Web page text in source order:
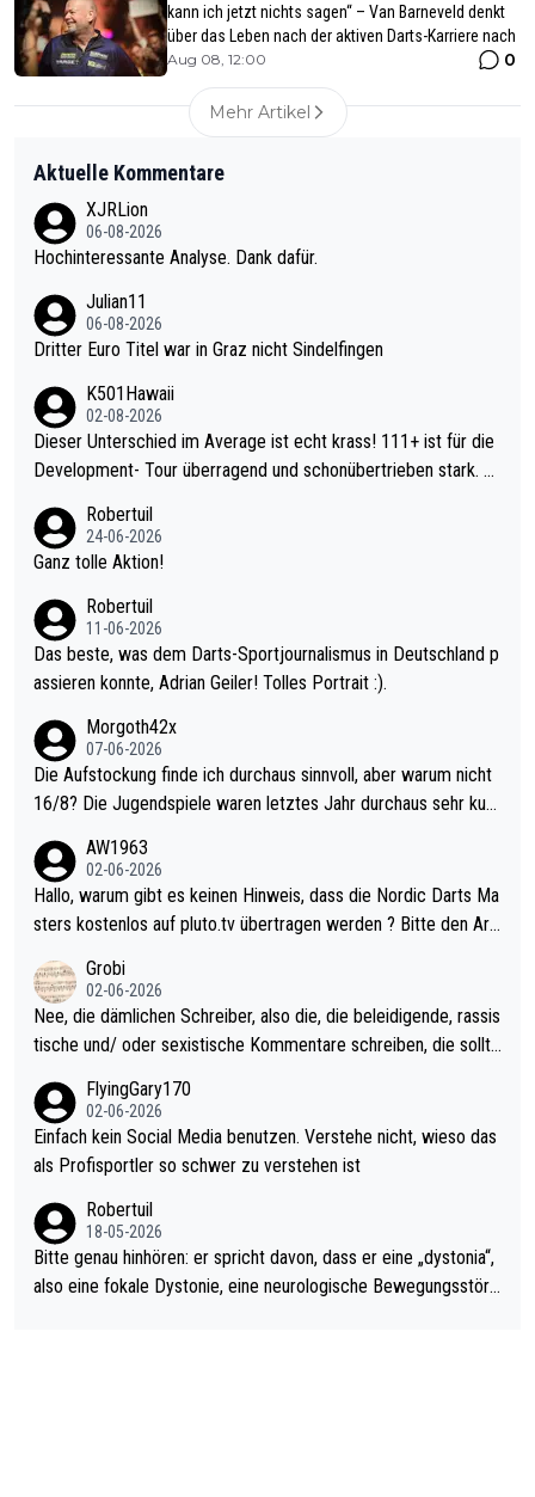
kann ich jetzt nichts sagen“ – Van Barneveld denkt
über das Leben nach der aktiven Darts-Karriere nach
Aug 08, 12:00 0
Mehr Artikel
Aktuelle Kommentare
XJRLion
06-08-2026
Hochinteressante Analyse. Dank dafür.
Julian11
06-08-2026
Dritter Euro Titel war in Graz nicht Sindelfingen
K501Hawaii
02-08-2026
Dieser Unterschied im Average ist echt krass! 111+ ist für die
Development- Tour überragend und schonübertrieben stark. U
mal 40+ erst recht. Da gewinnst keinen Blumentopf - ist ja noc
h krasser wie ein Pokalspiel eines Kreisligisten vs einem Bund
Robertuil
24-06-2026
Ganz tolle Aktion!
Robertuil
11-06-2026
Das beste, was dem Darts-Sportjournalismus in Deutschland p
assieren konnte, Adrian Geiler! Tolles Portrait :).
Morgoth42x
07-06-2026
Die Aufstockung finde ich durchaus sinnvoll, aber warum nicht
16/8? Die Jugendspiele waren letztes Jahr durchaus sehr kurz
Allerdings ist Mitchell Lawrie als Nummer 1 der Welt eh qualifi
ziert. Somit ändert die automatische Qualifikation des Weltmei
sters erstmal nichts. Ich denke sie wollen damit für nächstes J
ohl wenig WDF Turniere spielen. Dies war bei Archie Self letzt
es Jahr der Fall. Er musste als amtierender Weltmeister durch
den Qualifier und ich glaube kaum, dass Mitchel sich das (in Ve
el hat.
AW1963
02-06-2026
Hallo, warum gibt es keinen Hinweis, dass die Nordic Darts Ma
sters kostenlos auf pluto.tv übertragen werden ? Bitte den Arti
Grobi
02-06-2026
Nee, die dämlichen Schreiber, also die, die beleidigende, rassis
tische und/ oder sexistische Kommentare schreiben, die sollte
s Leben in den Griff kriegen. Nur eins wundert mich: Luke Little
r war doch neulich erst derjenige, der über Social Media GvV p
rovoziert hat. Und Littlers Mutter schießt öfters mal gegen Ric
FlyingGary170
02-06-2026
Einfach kein Social Media benutzen. Verstehe nicht, wieso das
als Profisportler so schwer zu verstehen ist
Robertuil
18-05-2026
Bitte genau hinhören: er spricht davon, dass er eine „dystonia“,
also eine fokale Dystonie, eine neurologische Bewegungsstöru